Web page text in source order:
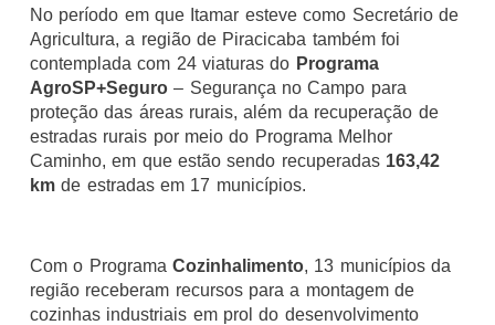
No período em que Itamar esteve como Secretário de
Agricultura, a região de Piracicaba também foi
contemplada com 24 viaturas do Programa
AgroSP+Seguro– Segurança no Campo para
proteção das áreas rurais, além da recuperação de
estradas rurais por meio do Programa Melhor
Caminho, em que estão sendo recuperadas 163,42
kmde estradas em 17 municípios.
Com o ProgramaCozinhalimento, 13 municípios da
região receberam recursos para a montagem de
cozinhas industriais em prol do desenvolvimento